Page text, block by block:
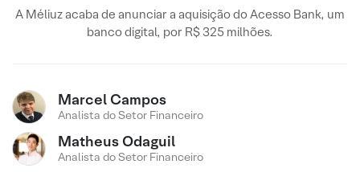
A Méliuz acaba de anunciar a aquisição do Acesso Bank, um
banco digital, por R$ 325 milhões.
Marcel Campos
Analista do Setor Financeiro
Matheus Odaguil
Analista do Setor Financeiro